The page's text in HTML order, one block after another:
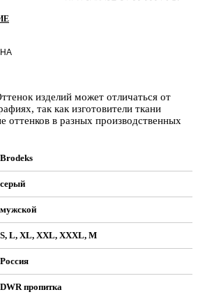
изделий может отличаться от
так как изготовители ткани
оттенков в разных производственных
Brodeks
серый
мужской
S, L, XL, XXL, XXXL, M
Россия
DWR пропитка